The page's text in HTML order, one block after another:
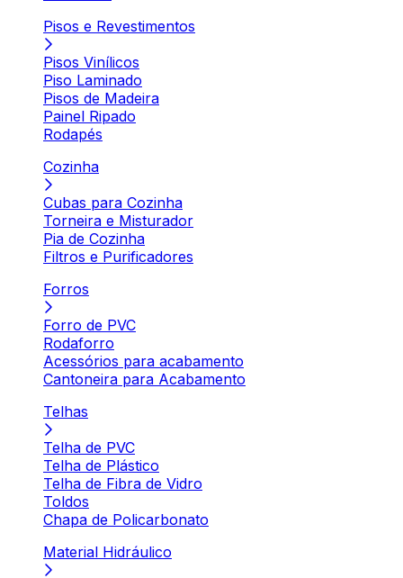
Pisos e Revestimentos
Pisos Vinílicos
Piso Laminado
Pisos de Madeira
Painel Ripado
Rodapés
Cozinha
Cubas para Cozinha
Torneira e Misturador
Pia de Cozinha
Filtros e Purificadores
Forros
Forro de PVC
Rodaforro
Acessórios para acabamento
Cantoneira para Acabamento
Telhas
Telha de PVC
Telha de Plástico
Telha de Fibra de Vidro
Toldos
Chapa de Policarbonato
Material Hidráulico